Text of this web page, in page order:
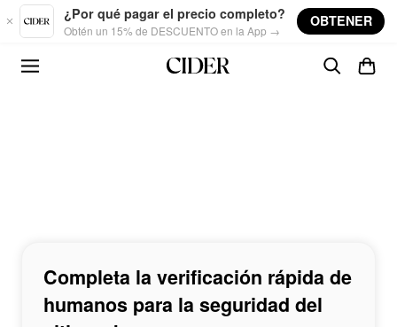
Skip to main content
¿Por qué pagar el precio completo?
Obtén un 15% de DESCUENTO en la App →
OBTENER
Completa la verificación rápida de
humanos para la seguridad del